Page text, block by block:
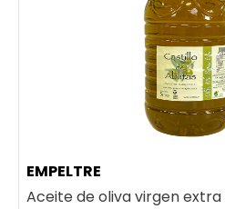
EMPELTRE
Aceite de oliva virgen extra